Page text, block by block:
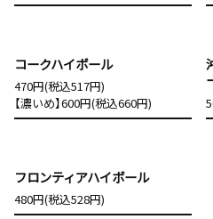
コークハイボール
470円(税込517円)
【濃いめ】600円(税込660円)
フロンティアハイボール
480円(税込528円)